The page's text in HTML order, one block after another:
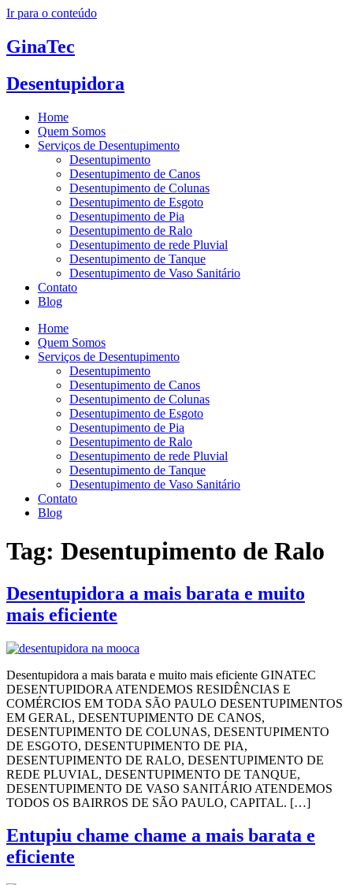
Ir para o conteúdo
GinaTec
Desentupidora
Home
Quem Somos
Serviços de Desentupimento
Desentupimento
Desentupimento de Canos
Desentupimento de Colunas
Desentupimento de Esgoto
Desentupimento de Pia
Desentupimento de Ralo
Desentupimento de rede Pluvial
Desentupimento de Tanque
Desentupimento de Vaso Sanitário
Contato
Blog
Home
Quem Somos
Serviços de Desentupimento
Desentupimento
Desentupimento de Canos
Desentupimento de Colunas
Desentupimento de Esgoto
Desentupimento de Pia
Desentupimento de Ralo
Desentupimento de rede Pluvial
Desentupimento de Tanque
Desentupimento de Vaso Sanitário
Contato
Blog
Tag: Desentupimento de Ralo
Desentupidora a mais barata e muito
mais eficiente
Desentupidora a mais barata e muito mais eficiente GINATEC
DESENTUPIDORA ATENDEMOS RESIDÊNCIAS E
COMÉRCIOS EM TODA SÃO PAULO DESENTUPIMENTOS
EM GERAL, DESENTUPIMENTO DE CANOS,
DESENTUPIMENTO DE COLUNAS, DESENTUPIMENTO
DE ESGOTO, DESENTUPIMENTO DE PIA,
DESENTUPIMENTO DE RALO, DESENTUPIMENTO DE
REDE PLUVIAL, DESENTUPIMENTO DE TANQUE,
DESENTUPIMENTO DE VASO SANITÁRIO ATENDEMOS
TODOS OS BAIRROS DE SÃO PAULO, CAPITAL. […]
Entupiu chame chame a mais barata e
eficiente